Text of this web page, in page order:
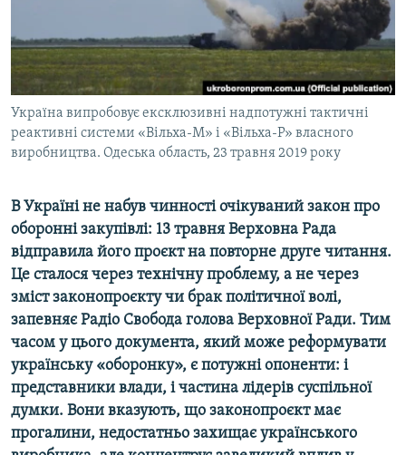
СВІДЧЕННЯ ОКУПАЦІЇ
УКРАЇНСЬКА ПРОБЛЕМА КРИМУ
ІНФОГРАФІКА
Qırımtatar
ДОЛУЧАЙСЯ!
Усі сайти RFE/RL
Україна випробовує ексклюзивні надпотужні тактичні
реактивні системи «Вільха-М» і «Вільха-Р» власного
виробництва. Одеська область, 23 травня 2019 року
В Україні не набув чинності очікуваний закон про
оборонні закупівлі: 13 травня Верховна Рада
відправила його проєкт на повторне друге читання.
Це сталося через технічну проблему, а не через
зміст законопроєкту чи брак політичної волі,
запевняє Радіо Свобода голова Верховної Ради. Тим
часом у цього документа, який може реформувати
українську «оборонку», є потужні опоненти: і
представники влади, і частина лідерів суспільної
думки. Вони вказують, що законопроєкт має
прогалини, недостатньо захищає українського